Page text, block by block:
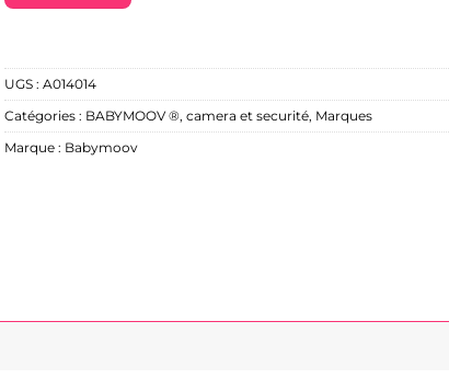
UGS : A014014
Catégories : BABYMOOV ®, camera et securité, Marques
Marque : Babymoov